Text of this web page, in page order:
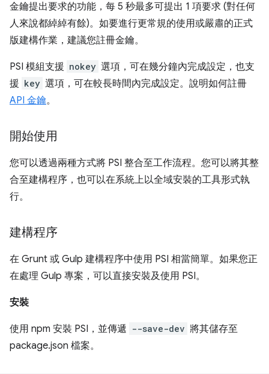
金鑰提出要求的功能，每 5 秒最多可提出 1 項要求 (對任何
人來說都綽綽有餘)。如要進行更常規的使用或嚴肅的正式
版建構作業，建議您註冊金鑰。
PSI 模組支援 nokey 選項，可在幾分鐘內完成設定，也支
援 key 選項，可在較長時間內完成設定。說明如何註冊
API 金鑰。
開始使用
您可以透過兩種方式將 PSI 整合至工作流程。您可以將其整
合至建構程序，也可以在系統上以全域安裝的工具形式執
行。
建構程序
在 Grunt 或 Gulp 建構程序中使用 PSI 相當簡單。如果您正
在處理 Gulp 專案，可以直接安裝及使用 PSI。
安裝
使用 npm 安裝 PSI，並傳遞 --save-dev 將其儲存至
package.json 檔案。